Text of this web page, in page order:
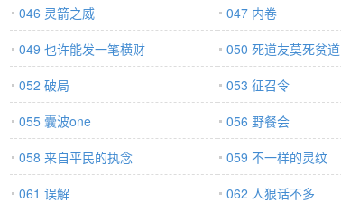
046 灵箭之威
047 内卷
049 也许能发一笔横财
050 死道友莫死贫道
052 破局
053 征召令
055 囊波one
056 野餐会
058 来自平民的执念
059 不一样的灵纹
061 误解
062 人狠话不多